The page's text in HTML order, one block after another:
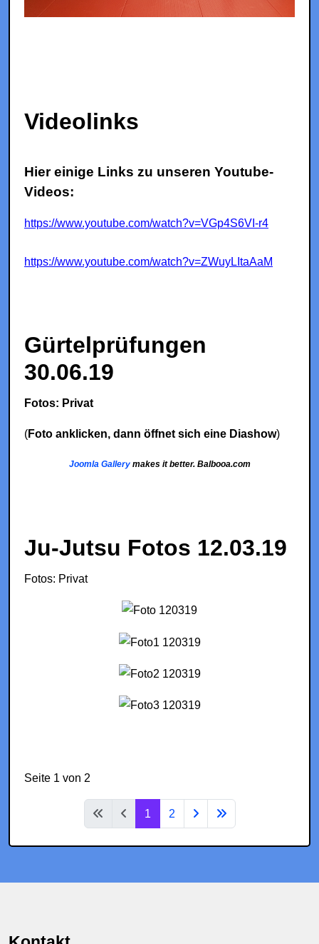
Videolinks
Hier einige Links zu unseren Youtube-
Videos:
https://www.youtube.com/watch?v=VGp4S6VI-r4
https://www.youtube.com/watch?v=ZWuyLItaAaM
Gürtelprüfungen
30.06.19
Fotos: Privat
(Foto anklicken, dann öffnet sich eine Diashow)
Joomla Gallerymakes it better. Balbooa.com
Ju-Jutsu Fotos 12.03.19
Fotos: Privat
Seite 1 von 2
1 2